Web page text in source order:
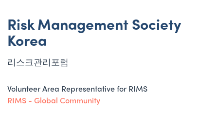
Risk Management Society
Korea
리스크관리포럼
Volunteer Area Representative for RIMS
RIMS - Global Community